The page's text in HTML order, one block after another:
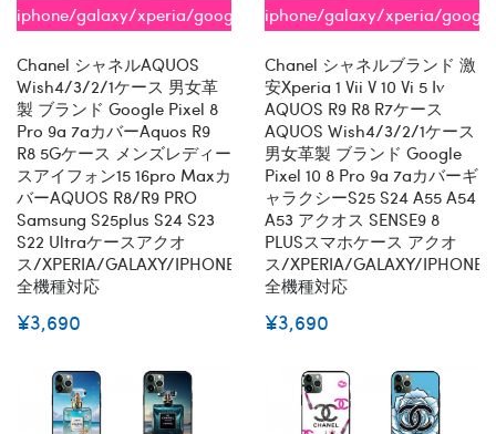
iphone/galaxy/xperia/google/aquos
Chanel シャネルAQUOS
Wish4/3/2/1ケース 男女革
製 ブランド Google Pixel 8
Pro 9a 7aカバーaquos R9
R8 5Gケース メンズレディー
スアイフォン15 16pro Maxカ
バーAQUOS R8/R9 PRO
Samsung S25plus S24 S23
S22 Ultraケースアクオ
ス/XPERIA/GALAXY/IPHONE
全機種対応
¥3,690
iphone/galaxy/xperia/
Chanel シャネルブランド 激
安xperia 1 Vii V 10 Vi 5 Iv
AQUOS R9 R8 R7ケース
AQUOS Wish4/3/2/1ケース
男女革製 ブランド Google
Pixel 10 8 Pro 9a 7aカバーギ
ャラクシーs25 S24 A55 A54
A53 アクオス SENSE9 8
PLUSスマホケース アクオ
ス/XPERIA/GALAXY/IPHONE
全機種対応
¥3,690